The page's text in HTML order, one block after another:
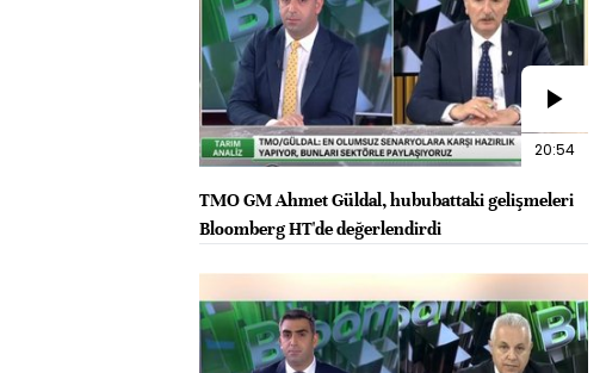
20:54
TMO GM Ahmet Güldal, hububattaki gelişmeleri
Bloomberg HT'de değerlendirdi